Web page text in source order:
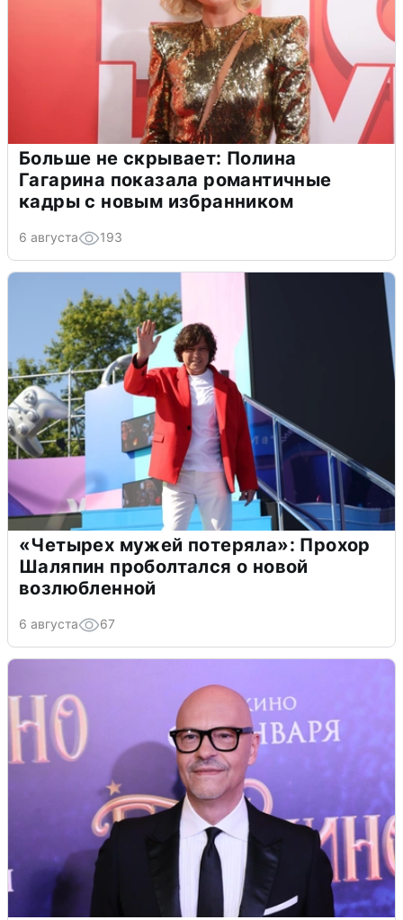
Больше не скрывает: Полина
Гагарина показала романтичные
кадры с новым избранником
6 августа 193
«Четырех мужей потеряла»: Прохор
Шаляпин проболтался о новой
возлюбленной
6 августа 67